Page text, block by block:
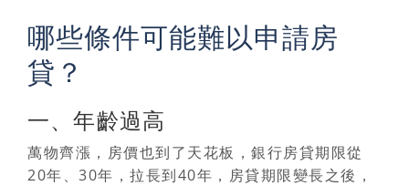
哪些條件可能難以申請房
貸？
一、年齡過高
萬物齊漲，房價也到了天花板，銀行房貸期限從
20年、30年，拉長到40年， 房貸期限變長之後，